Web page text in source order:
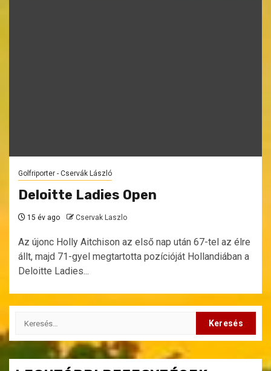
Golfriporter - Cservák László
Deloitte Ladies Open
15 év ago Cservak Laszlo
Az újonc Holly Aitchison az első nap után 67-tel az élre
állt, majd 71-gyel megtartotta pozícióját Hollandiában a
Deloitte Ladies...
Keresés: